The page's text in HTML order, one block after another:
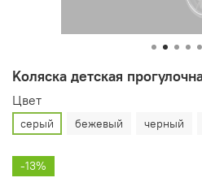
Kоляска детская
Цвет
серый бежевый черный
-13%